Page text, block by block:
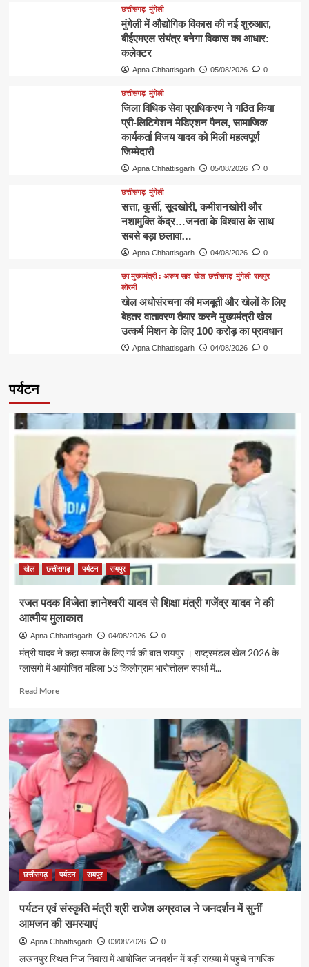
छत्तीसगढ़ मुंगेली
मुंगेली में औद्योगिक विकास की नई शुरुआत,
बीईएमएल संयंत्र बनेगा विकास का आधार:
कलेक्टर
Apna Chhattisgarh 05/08/2026 0
छत्तीसगढ़ मुंगेली
जिला विधिक सेवा प्राधिकरण ने गठित किया
प्री-लिटिगेशन मेडिएशन पैनल, सामाजिक
कार्यकर्ता विजय यादव को मिली महत्वपूर्ण
जिम्मेदारी
Apna Chhattisgarh 05/08/2026 0
छत्तीसगढ़ मुंगेली
​सत्ता, कुर्सी, सूदखोरी, कमीशनखोरी और
नशामुक्ति केंद्र…जनता के विश्वास के साथ
सबसे बड़ा छलावा…
Apna Chhattisgarh 04/08/2026 0
उप मुख्यमंत्री : अरुण साव खेल छत्तीसगढ़ मुंगेली रायपुर
लोरमी
खेल अधोसंरचना की मजबूती और खेलों के लिए
बेहतर वातावरण तैयार करने मुख्यमंत्री खेल
उत्कर्ष मिशन के लिए 100 करोड़ का प्रावधान
Apna Chhattisgarh 04/08/2026 0
पर्यटन
खेल छत्तीसगढ़ पर्यटन रायपुर
रजत पदक विजेता ज्ञानेश्वरी यादव से शिक्षा मंत्री गजेंद्र यादव ने की
आत्मीय मुलाकात
Apna Chhattisgarh 04/08/2026 0
मंत्री यादव ने कहा समाज के लिए गर्व की बात रायपुर । राष्ट्रमंडल खेल 2026 के
ग्लासगो में आयोजित महिला 53 किलोग्राम भारोत्तोलन स्पर्धा में...
Read MoreRead
रजत
पदक
विजेता
ज्ञानेश्वरी
यादव
शिक्षा
मंत्री
गजेंद्र
यादव
ने
की
छत्तीसगढ़ पर्यटन रायपुर
पर्यटन एवं संस्कृति मंत्री श्री राजेश अग्रवाल ने जनदर्शन में सुनीं
आमजन की समस्याएं
Apna Chhattisgarh 03/08/2026 0
लखनपुर स्थित निज निवास में आयोजित जनदर्शन में बड़ी संख्या में पहुंचे नागरिक